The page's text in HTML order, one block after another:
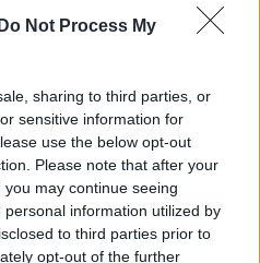
Do Not Process My
sharing to third parties, or
sensitive information for
use the below opt-out
Please note that after your
may continue seeing
information utilized by
to third parties prior to
opt-out of the further
cu vești, dacă încercați